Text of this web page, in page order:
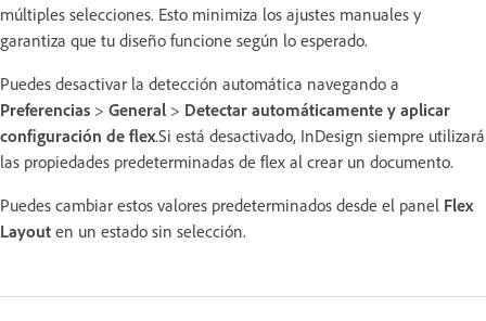
múltiples selecciones. Esto minimiza los ajustes manuales y
garantiza que tu diseño funcione según lo esperado.
Puedes desactivar la detección automática navegando a
Preferencias > General > Detectar automáticamente y aplicar
configuración de flex.Si está desactivado, InDesign siempre utilizará
las propiedades predeterminadas de flex al crear un documento.
Puedes cambiar estos valores predeterminados desde el panel Flex
Layout en un estado sin selección.